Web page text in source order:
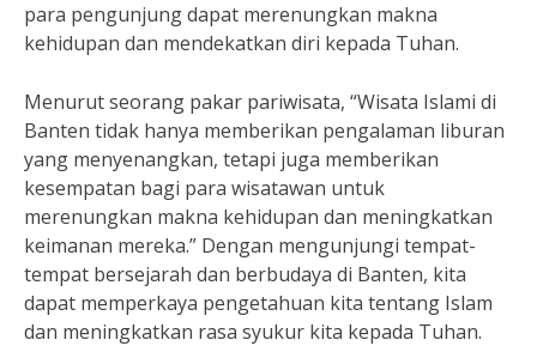
para pengunjung dapat merenungkan makna
kehidupan dan mendekatkan diri kepada Tuhan.
Menurut seorang pakar pariwisata, “Wisata Islami di
Banten tidak hanya memberikan pengalaman liburan
yang menyenangkan, tetapi juga memberikan
kesempatan bagi para wisatawan untuk
merenungkan makna kehidupan dan meningkatkan
keimanan mereka.” Dengan mengunjungi tempat-
tempat bersejarah dan berbudaya di Banten, kita
dapat memperkaya pengetahuan kita tentang Islam
dan meningkatkan rasa syukur kita kepada Tuhan.